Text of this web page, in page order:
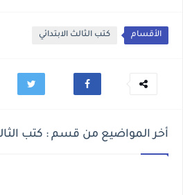
الأقسام كتب الثالث الابتدائي
أخر المواضيع من قسم : كتب